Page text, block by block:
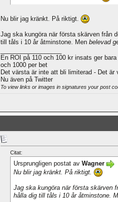
Nu blir jag kränkt. På riktigt.
Jag ska kungöra när första skärven från
till tåls i 10 år åtminstone. Men belevad
En ROI på 110 och 100 kr insats ger
och 1000 per bet
Det värsta är inte att bli limiterad - Det är
Nu även på Twitter
To view links or images in signatures your post
Citat:
Ursprungligen postat av Wagner
Nu blir jag kränkt. På riktigt.
Jag ska kungöra när första skärven
hålla dig till tåls i 10 år åtminstone.